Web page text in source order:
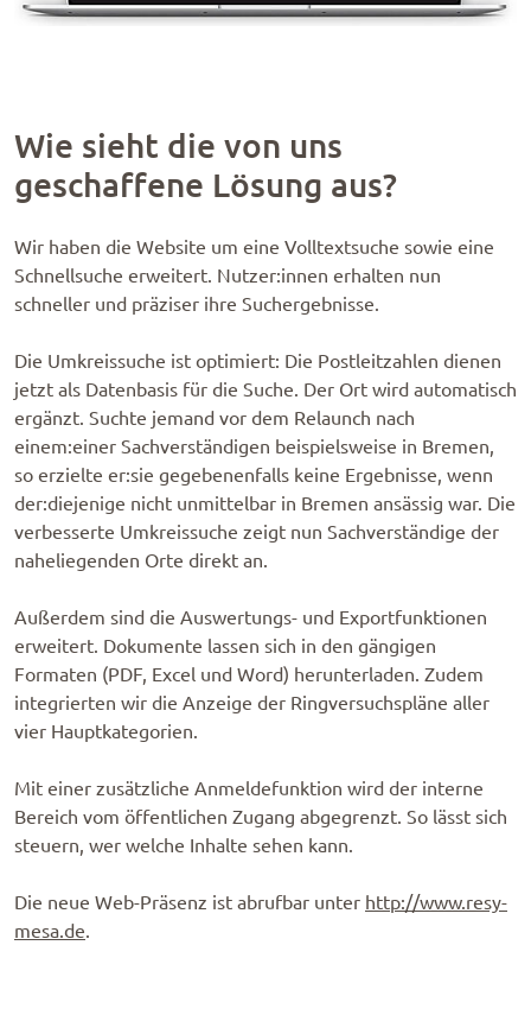
Wie sieht die von uns
geschaffene Lösung aus?
Wir haben die Website um eine Volltextsuche sowie eine
Schnellsuche erweitert. Nutzer:innen erhalten nun
schneller und präziser ihre Suchergebnisse.
Die Umkreissuche ist optimiert: Die Postleitzahlen dienen
jetzt als Datenbasis für die Suche. Der Ort wird automatisch
ergänzt. Suchte jemand vor dem Relaunch nach
einem:einer Sachverständigen beispielsweise in Bremen,
so erzielte er:sie gegebenenfalls keine Ergebnisse, wenn
der:diejenige nicht unmittelbar in Bremen ansässig war. Die
verbesserte Umkreissuche zeigt nun Sachverständige der
naheliegenden Orte direkt an.
Außerdem sind die Auswertungs- und Exportfunktionen
erweitert. Dokumente lassen sich in den gängigen
Formaten (PDF, Excel und Word) herunterladen. Zudem
integrierten wir die Anzeige der Ringversuchspläne aller
vier Hauptkategorien.
Mit einer zusätzliche Anmeldefunktion wird der interne
Bereich vom öffentlichen Zugang abgegrenzt. So lässt sich
steuern, wer welche Inhalte sehen kann.
Die neue Web-Präsenz ist abrufbar unter http://www.resy­
mesa.de.